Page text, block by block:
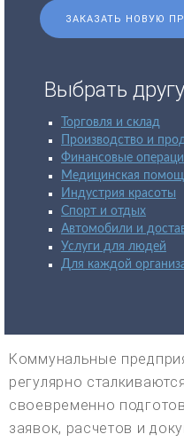
ЗАКАЗАТЬ НОВУЮ
Выбрать
Торговля и склад
Производство и
Финансовые
Медицинская
Индустрия красоты
Спорт и отдых
Автомобили и
Услуги для людей
Для каждой
Коммунальные
регулярно
своевременно
заявок, расчетов и